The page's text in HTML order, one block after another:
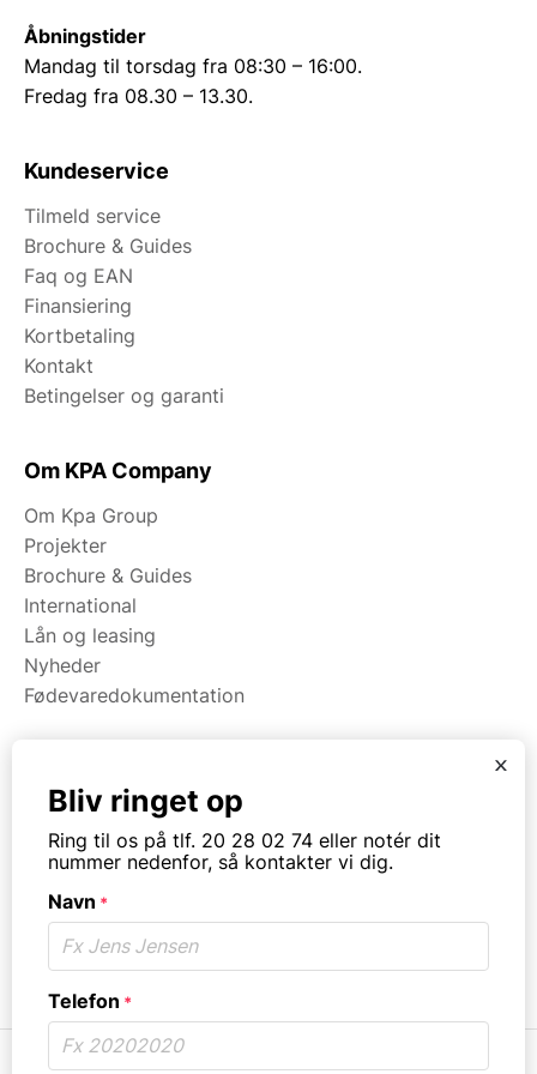
Åbningstider
Mandag til torsdag fra 08:30 – 16:00.
Fredag fra 08.30 – 13.30.
Kundeservice
Tilmeld service
Brochure & Guides
Faq og EAN
Finansiering
Kortbetaling
Kontakt
Betingelser og garanti
Om KPA Company
Om Kpa Group
Projekter
Brochure & Guides
International
Lån og leasing
Nyheder
Fødevaredokumentation
Maskiner
Koge/varme/stege
Bageri
Opvask
Opbevaring
Virksomhedstype
x
Bliv ringet op
Ring til os på tlf. 20 28 02 74 eller notér dit
nummer nedenfor, så kontakter vi dig.
Navn *
Telefon *